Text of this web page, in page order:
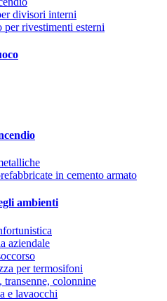
divisori interni
rivestimenti esterni
in cemento armato
ambienti
aziendale
per termosifoni
colonnine
e lavaocchi